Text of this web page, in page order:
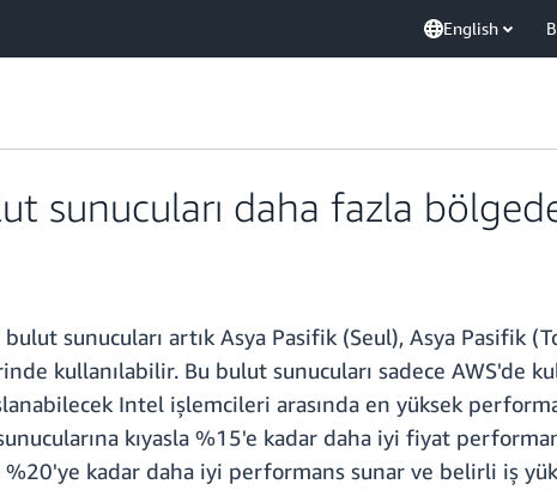
English
sunucuları daha fazla
sunucuları artık Asya Pasifik (Seul), Asya Pasifik
kullanılabilir. Bu bulut sunucuları sadece AWS'de
Intel işlemcileri arasında en yüksek
kıyasla %15'e kadar daha iyi fiyat
%20'ye kadar daha iyi performans sunar ve belirli iş